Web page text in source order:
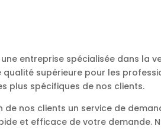
entreprise spécialisée dans la
supérieure pour les
plus spécifiques de nos clients.
de nos clients un service de
et efficace de votre demande.